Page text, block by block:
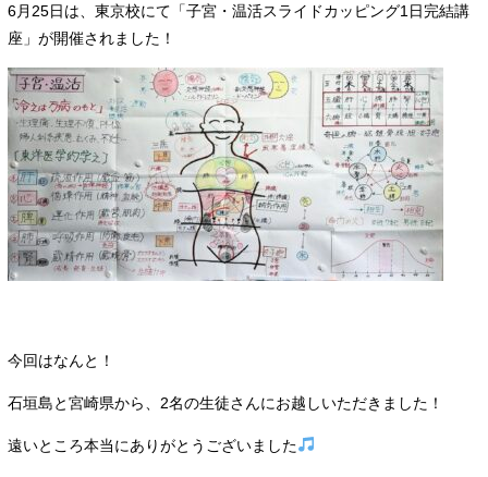
6月25日は、東京校にて「子宮・温活スライドカッピング1日完結講
座」が開催されました！
今回はなんと！
石垣島と宮崎県から、2名の生徒さんにお越しいただきました！
遠いところ本当にありがとうございました